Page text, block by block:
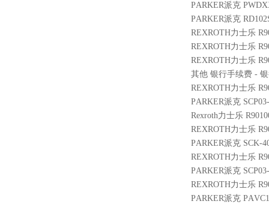
PARKER派克
PARKER派克
REXROTH力士乐
REXROTH力士乐
REXROTH力士乐
其他 银行手续费 -
REXROTH力士乐
PARKER派克
Rexroth力士乐
REXROTH力士乐
PARKER派克 SCK-
REXROTH力士乐
PARKER派克
REXROTH力士乐
PARKER派克